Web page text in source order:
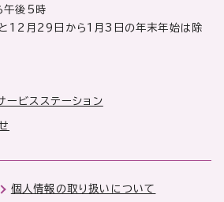
午後5時
と12月29日から1月3日の年末年始は除
ービスステーション
個人情報の取り扱いについて